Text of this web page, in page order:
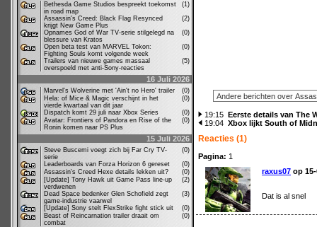
Bethesda Game Studios bespreekt toekomst
in road map
(1)
Assassin's Creed: Black Flag Resynced
krijgt New Game Plus
(2)
Opnames God of War TV-serie stilgelegd na
blessure van Kratos
(0)
Open beta test van MARVEL Tokon:
Fighting Souls komt volgende week
(0)
Trailers van nieuwe games massaal
overspoeld met anti-Sony-reacties
(5)
16 Juli 2026
Marvel's Wolverine met 'Ain't no Hero' trailer
(0)
Hela: of Mice & Magic verschijnt in het
vierde kwartaal van dit jaar
(0)
Dispatch komt 29 juli naar Xbox Series
(0)
Avatar: Frontiers of Pandora en Rise of the
Ronin komen naar PS Plus
(0)
15 Juli 2026
Steve Buscemi voegt zich bij Far Cry TV-
serie
(0)
Leaderboards van Forza Horizon 6 gereset
(0)
Assassin's Creed Hexe details lekken uit?
(0)
[Update] Tony Hawk uit Game Pass line-up
verdwenen
(2)
Dead Space bedenker Glen Schofield zegt
game-industrie vaarwel
(3)
[Update] Sony stelt FlexStrike fight stick uit
(0)
Beast of Reincarnation trailer draait om
combat
(0)
19:15 Eerste details van The
19:04 Xbox lijkt South of
Reacties (1)
Pagina: 1
raxus07 op
Dat is al snel